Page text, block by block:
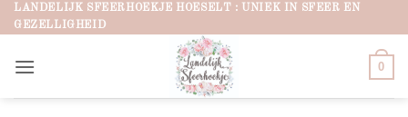
Ga
naar
LANDELIJK SFEERHOEKJE HOESELT : UNIEK IN SFEER EN
GEZELLIGHEID
0